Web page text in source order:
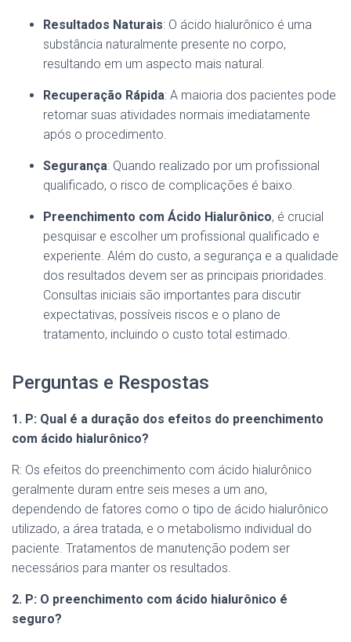
Resultados Naturais: O ácido hialurônico é uma
substância naturalmente presente no corpo,
resultando em um aspecto mais natural.
Recuperação Rápida: A maioria dos pacientes pode
retomar suas atividades normais imediatamente
após o procedimento.
Segurança: Quando realizado por um profissional
qualificado, o risco de complicações é baixo.
Preenchimento com Ácido Hialurônico, é crucial
pesquisar e escolher um profissional qualificado e
experiente. Além do custo, a segurança e a qualidade
dos resultados devem ser as principais prioridades.
Consultas iniciais são importantes para discutir
expectativas, possíveis riscos e o plano de
tratamento, incluindo o custo total estimado.
Perguntas e Respostas
1. P: Qual é a duração dos efeitos do preenchimento
com ácido hialurônico?
R: Os efeitos do preenchimento com ácido hialurônico
geralmente duram entre seis meses a um ano,
dependendo de fatores como o tipo de ácido hialurônico
utilizado, a área tratada, e o metabolismo individual do
paciente. Tratamentos de manutenção podem ser
necessários para manter os resultados.
2. P: O preenchimento com ácido hialurônico é
seguro?